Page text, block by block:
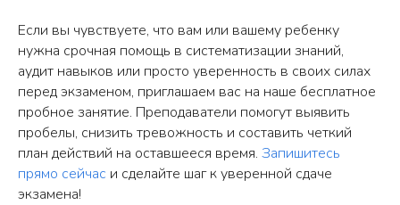
Если вы чувствуете, что вам или вашему ребенку
нужна срочная помощь в систематизации знаний,
аудит навыков или просто уверенность в своих силах
перед экзаменом, приглашаем вас на наше бесплатное
пробное занятие. Преподаватели помогут выявить
пробелы, снизить тревожность и составить четкий
план действий на оставшееся время. Запишитесь
прямо сейчас и сделайте шаг к уверенной сдаче
экзамена!